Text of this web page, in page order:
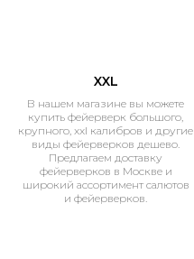
XXL
В нашем магазине вы можете
купить фейерверк большого,
крупного, xxl калибров и другие
виды фейерверков дешево.
Предлагаем доставку
фейерверков в Москве и
широкий ассортимент салютов
и фейерверков.